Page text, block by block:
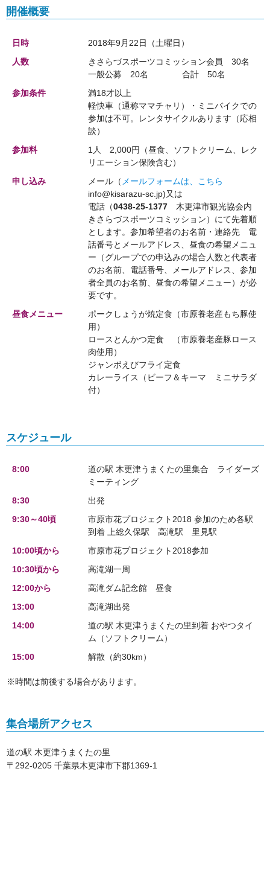
開催概要
日時
2018年9月22日（土曜日）
人数
きさらづスポーツコミッション会員 30名
一般公募 20名 合計 50名
参加条件
満18才以上
軽快車（通称ママチャリ）・ミニバイクでの
参加は不可。レンタサイクルあります（応相
談）
参加料
1人 2,000円（昼食、ソフトクリーム、レク
リエーション保険含む）
申し込み
メール（ メールフォームは、こちら
info@kisarazu-sc.jp)又は
電話（0438-25-1377 木更津市観光協会内
きさらづスポーツコミッション）にて先着順
とします。参加希望者のお名前・連絡先 電
話番号とメールアドレス、昼食の希望メニュ
ー（グループでの申込みの場合人数と代表者
のお名前、電話番号、メールアドレス、参加
者全員のお名前、昼食の希望メニュー）が必
要です。
昼食メニュー
ポークしょうが焼定食（市原養老産もち豚使
用）
ロースとんかつ定食 （市原養老産豚ロース
肉使用）
ジャンボえびフライ定食
カレーライス（ビーフ＆キーマ ミニサラダ
付）
スケジュール
8:00
道の駅 木更津うまくたの里集合 ライダーズ
ミーティング
8:30
出発
9:30～40頃
市原市花プロジェクト2018 参加のため各駅
到着 上総久保駅 高滝駅 里見駅
10:00頃から
市原市花プロジェクト2018参加
10:30頃から
高滝湖一周
12:00から
高滝ダム記念館 昼食
13:00
高滝湖出発
14:00
道の駅 木更津うまくたの里到着 おやつタイ
ム（ソフトクリーム）
15:00
解散（約30km）
※時間は前後する場合があります。
集合場所アクセス
道の駅 木更津うまくたの里
〒292-0205 千葉県木更津市下郡1369-1